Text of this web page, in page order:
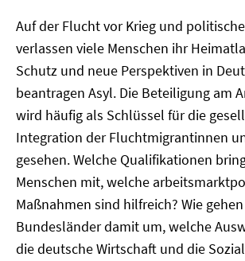
Auf der Flucht vor Krieg und
verlassen viele Menschen ihr
Schutz und neue Perspektiven in
beantragen Asyl. Die Beteiligung am
wird häufig als Schlüssel für die
Integration der Fluchtmigrantinnen
gesehen. Welche Qualifikationen
Menschen mit, welche
Maßnahmen sind hilfreich? Wie
Bundesländer damit um, welche
die deutsche Wirtschaft und die